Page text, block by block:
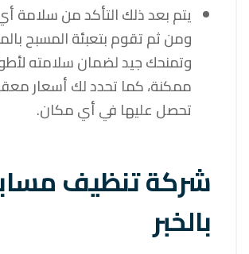
يتم بعد ذلك التأكد من سلامة
ومن ثم تقوم بتعبئة المسبح
وتمنحك جيد لضمان سلامته
ممكنة، كما تحدد لك أسعار
تحصل عليها في أي مكان.
شركة تنظيف
بالخبر